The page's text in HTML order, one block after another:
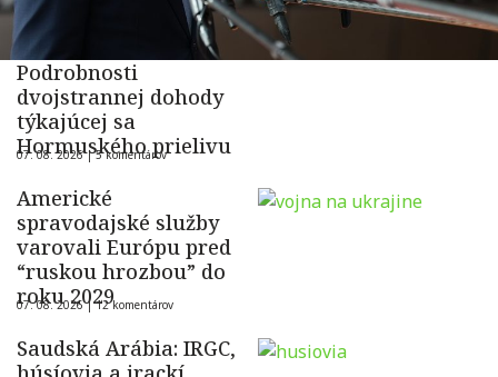
Podrobnosti
dvojstrannej dohody
týkajúcej sa
Hormuského prielivu
07. 08. 2026 |5 komentárov
Americké
spravodajské služby
varovali Európu pred
“ruskou hrozbou” do
roku 2029
07. 08. 2026 |12 komentárov
Saudská Arábia: IRGC,